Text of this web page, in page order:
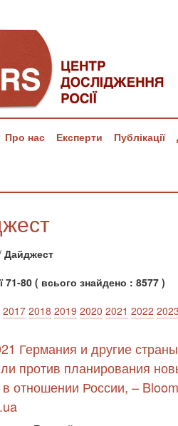
Про нас Експерти Публікації
Дайджест
71-80 ( всього знайдено : 8577 )
2017 2018 2019 2020 2021 2022
Германия и другие
против планирования
в отношении России, –